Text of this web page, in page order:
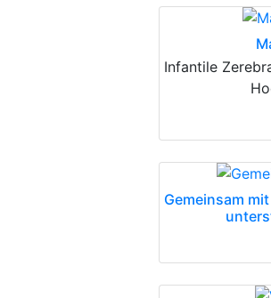
Infantile
Gemeinsam